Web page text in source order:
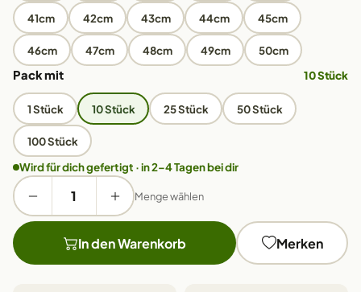
41cm 42cm 43cm 44cm 45cm
46cm 47cm 48cm 49cm 50cm
Pack mit 10 Stück
1 Stück 10 Stück 25 Stück 50 Stück
100 Stück
Wird für dich gefertigt · in 2–4 Tagen bei dir
Menge wählen
In den Warenkorb Merken